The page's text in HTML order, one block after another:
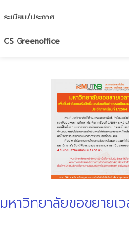
ระเบียบ/ประกาศ
CS Greenoffice
มหาวิทยาลัยขอขยายเว